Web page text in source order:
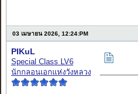
03 เมษายน 2026, 12:24:PM
PIKuL
Special Class LV6
นักกลอนเอกแห่งวังหลวง